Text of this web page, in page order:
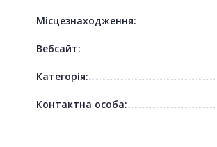
Місцезнаходження:
Вебсайт:
Категорія:
Контактна особа: